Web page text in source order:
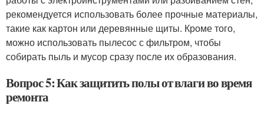
рекомендуется использовать более прочные материалы,
такие как картон или деревянные щиты. Кроме того,
можно использовать пылесос с фильтром, чтобы
собирать пыль и мусор сразу после их образования.
Вопрос 5: Как защитить полы от влаги во время
ремонта